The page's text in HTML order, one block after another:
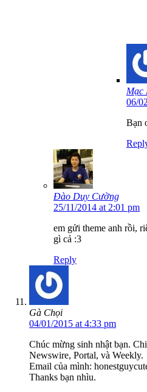
Mạc
06/
Bạn
Đào Duy Cường
25/11/2014 at 2:01 pm
em gửi theme anh rồi,
gì cả :3
Reply
Gà Chọi
04/01/2015 at 4:33 pm
Chúc mừng sinh nhật bạn.
Newswire, Portal, và Weekly.
Email của mình:
Thanks bạn nhìu.